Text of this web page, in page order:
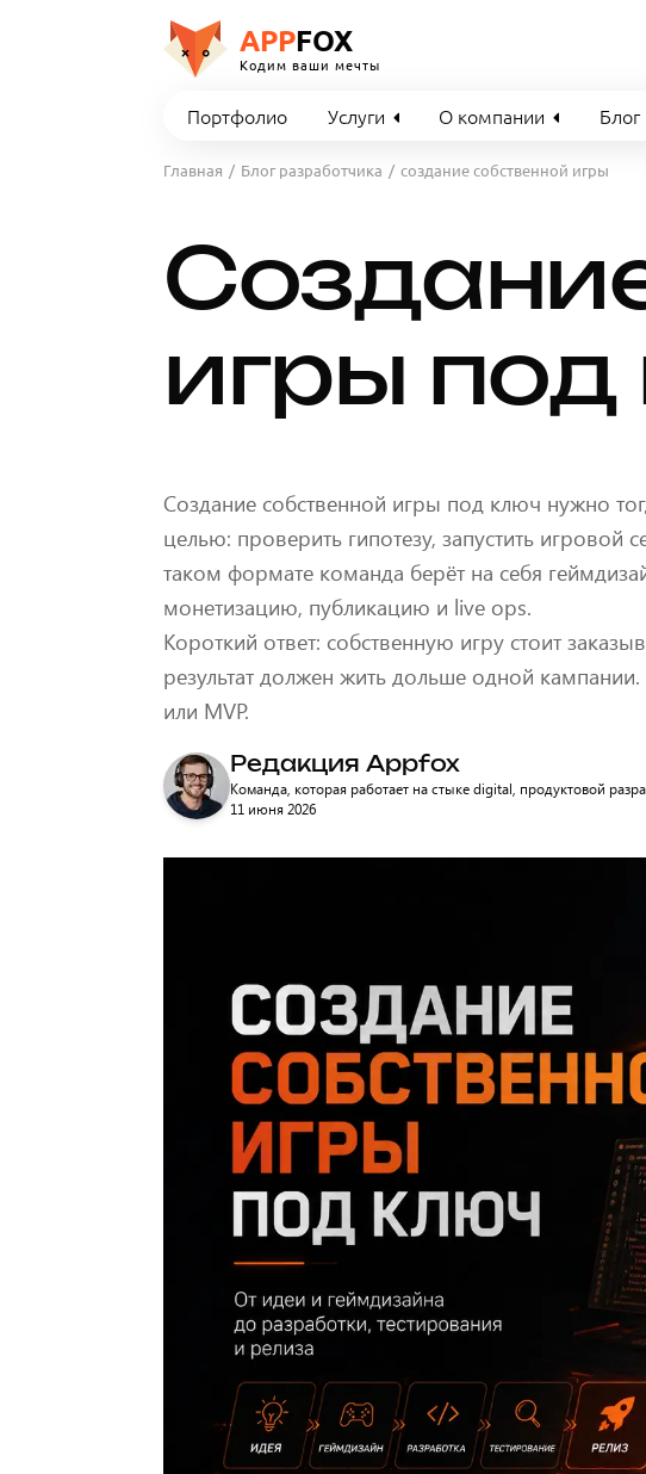
APPFOX
Кодим ваши мечты
Портфолио Услуги О компании Блог
Главная Блог разработчика создание собственной игры
игры под
Создание собственной игры под ключ нужно
целью: проверить гипотезу, запустить
таком формате команда берёт на себя
монетизацию, публикацию и live ops.
Короткий ответ: собственную игру стоит
результат должен жить дольше одной
или MVP.
Редакция Appfox
Команда, которая работает на стыке digital, продуктовой
11 июня 2026